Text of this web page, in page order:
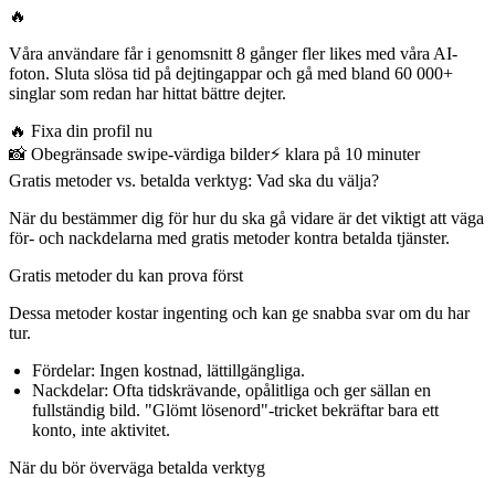
🔥
Våra användare får i genomsnitt 8 gånger fler likes med våra AI-
foton. Sluta slösa tid på dejtingappar och gå med bland 60 000+
singlar som redan har hittat bättre dejter.
🔥 Fixa din profil nu
📸 Obegränsade swipe-värdiga bilder⚡️ klara på 10 minuter
Gratis metoder vs. betalda verktyg: Vad ska du välja?
När du bestämmer dig för hur du ska gå vidare är det viktigt att väga
för- och nackdelarna med gratis metoder kontra betalda tjänster.
Gratis metoder du kan prova först
Dessa metoder kostar ingenting och kan ge snabba svar om du har
tur.
Fördelar: Ingen kostnad, lättillgängliga.
Nackdelar: Ofta tidskrävande, opålitliga och ger sällan en
fullständig bild. "Glömt lösenord"-tricket bekräftar bara ett
konto, inte aktivitet.
När du bör överväga betalda verktyg